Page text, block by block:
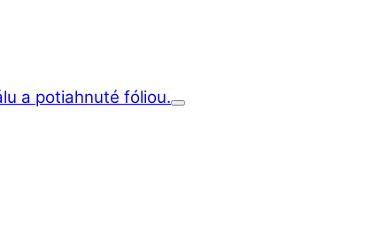
a potiahnuté fóliou.